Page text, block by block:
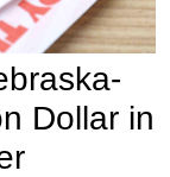
Dollar in